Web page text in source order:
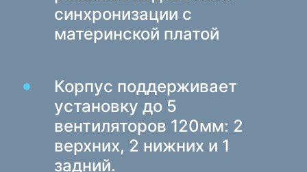
Для спорта и активного отдыха
Фонари
Мебель для дома и офиса
Столы для дома и офиса
Подстолья
Журнальные столики
синхронизации с
материнской платой
Корпус поддерживает
установку до 5
вентиляторов 120мм: 2
верхних, 2 нижних и 1
задний.